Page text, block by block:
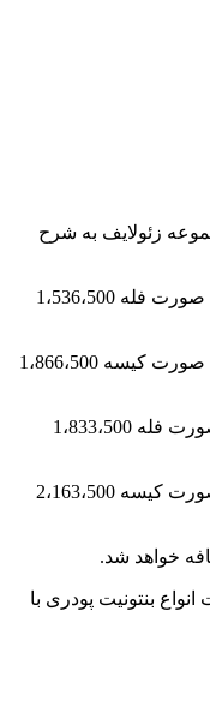
مجموعه زئولایف به شرح
قیمت هر تن بنتونیت کلسیمی سایز 2-1 به صورت فله 1،536،500
قیمت هر تن بنتونیت کلسیمی سایز 2-1 به صورت کیسه 1،866،500
قیمت هر تن بنتونیت سدیمی مش 20 به صورت فله 1،833،500
قیمت هر تن بنتونیت سدیمی مش 20 به صورت کیسه 2،163،500
بنتونیت پودری با